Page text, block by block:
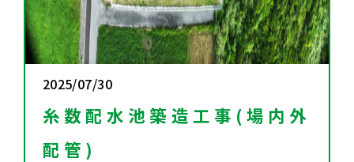
2025/07/30
糸数配水池築造工事(場内外
配管)